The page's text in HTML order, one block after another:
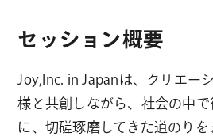
セッション概要
Joy,Inc. in Japanは、クリエー
様と共創しながら、社会の中
に、切磋琢磨してきた道のりを